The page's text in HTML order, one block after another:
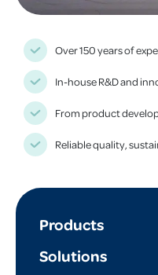
Over 150 years of
In-house R&D and
From product
Reliable quality,
Products
Solutions